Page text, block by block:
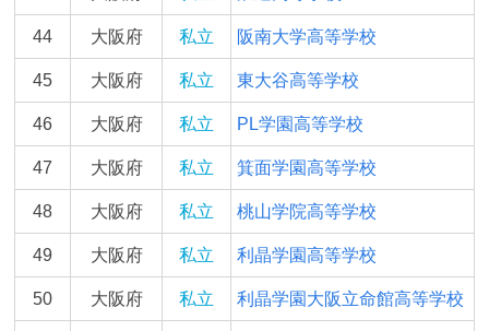
44 大阪府 私立 阪南大学高等学校
45 大阪府 私立 東大谷高等学校
46 大阪府 私立 PL学園高等学校
47 大阪府 私立 箕面学園高等学校
48 大阪府 私立 桃山学院高等学校
49 大阪府 私立 利晶学園高等学校
50 大阪府 私立 利晶学園大阪立命館高等学校